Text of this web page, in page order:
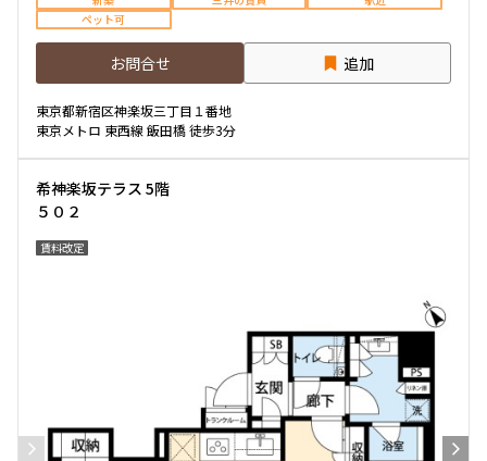
ペット可
お問合せ 追加
東京都新宿区神楽坂三丁目１番地
東京メトロ 東西線 飯田橋 徒歩3分
希神楽坂テラス 5階
５０２
賃料改定